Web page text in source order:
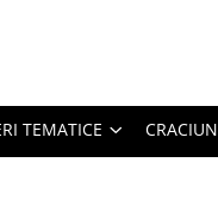
TEMATICE CRACIUN